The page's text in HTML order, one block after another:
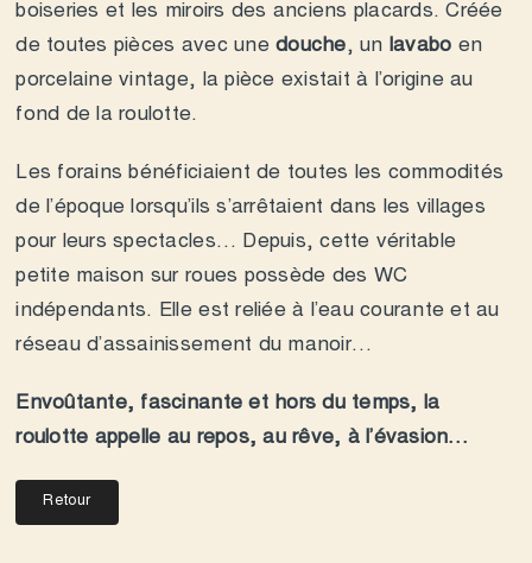
boiseries et les miroirs des anciens placards. Créée
de toutes pièces avec unedouche, un lavabo en
porcelaine vintage, la pièce existait à l’origine au
fond de la roulotte.
Les forains bénéficiaient de toutes les commodités
de l’époque lorsqu’ils s’arrêtaient dans les villages
pour leurs spectacles… Depuis, cette véritable
petite maison sur roues possède des WC
indépendants. Elle est reliée à l’eau courante et au
réseau d’assainissement du manoir…
Envoûtante, fascinante et hors du temps, la
roulotte appelle au repos, au rêve, à l’évasion…
Retour